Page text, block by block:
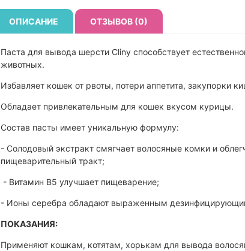
ОПИСАНИЕ ОТЗЫВОВ (0)
Паста для вывода шерсти Cliny способствует
животных.
Избавляет кошек от рвоты, потери аппетита, закупорки
Обладает привлекательным для кошек вкусом курицы.
Состав пасты имеет уникальную формулу:
- Солодовый экстракт смягчает волосяные комки и
пищеварительный тракт;
- Витамин B5 улучшает пищеварение;
- Ионы серебра обладают выраженным
ПОКАЗАНИЯ:
Применяют кошкам, котятам, хорькам для вывода